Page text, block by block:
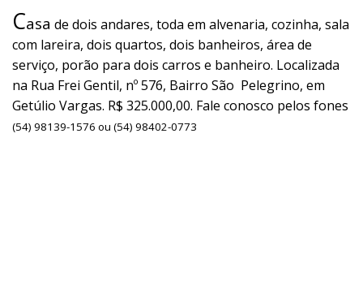
Casa de dois andares, toda em alvenaria, cozinha, sala
com lareira, dois quartos, dois banheiros, área de
serviço, porão para dois carros e banheiro. Localizada
na Rua Frei Gentil, nº 576, Bairro São Pelegrino, em
Getúlio Vargas. R$ 325.000,00. Fale conosco pelos fones
(54) 98139-1576 ou (54) 98402-0773